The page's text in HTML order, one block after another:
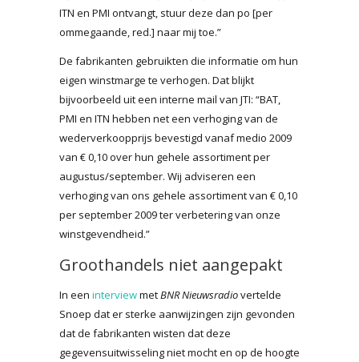
ITN en PMI ontvangt, stuur deze dan po [per
ommegaande, red.] naar mij toe.”
De fabrikanten gebruikten die informatie om hun
eigen winstmarge te verhogen. Dat blijkt
bijvoorbeeld uit een interne mail van JTI: “BAT,
PMI en ITN hebben net een verhoging van de
wederverkoopprijs bevestigd vanaf medio 2009
van € 0,10 over hun gehele assortiment per
augustus/september. Wij adviseren een
verhoging van ons gehele assortiment van € 0,10
per september 2009 ter verbetering van onze
winstgevendheid.”
Groothandels niet aangepakt
In een interviewmetBNR Nieuwsradiovertelde
Snoep dat er sterke aanwijzingen zijn gevonden
dat de fabrikanten wisten dat deze
gegevensuitwisseling niet mocht en op de hoogte